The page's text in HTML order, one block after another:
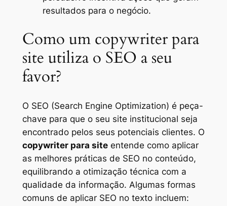
resultados para o negócio.
Como um copywriter para
site utiliza o SEO a seu
favor?
O SEO (Search Engine Optimization) é peça-
chave para que o seu site institucional seja
encontrado pelos seus potenciais clientes. O
copywriter para siteentende como aplicar
as melhores práticas de SEO no conteúdo,
equilibrando a otimização técnica com a
qualidade da informação. Algumas formas
comuns de aplicar SEO no texto incluem: